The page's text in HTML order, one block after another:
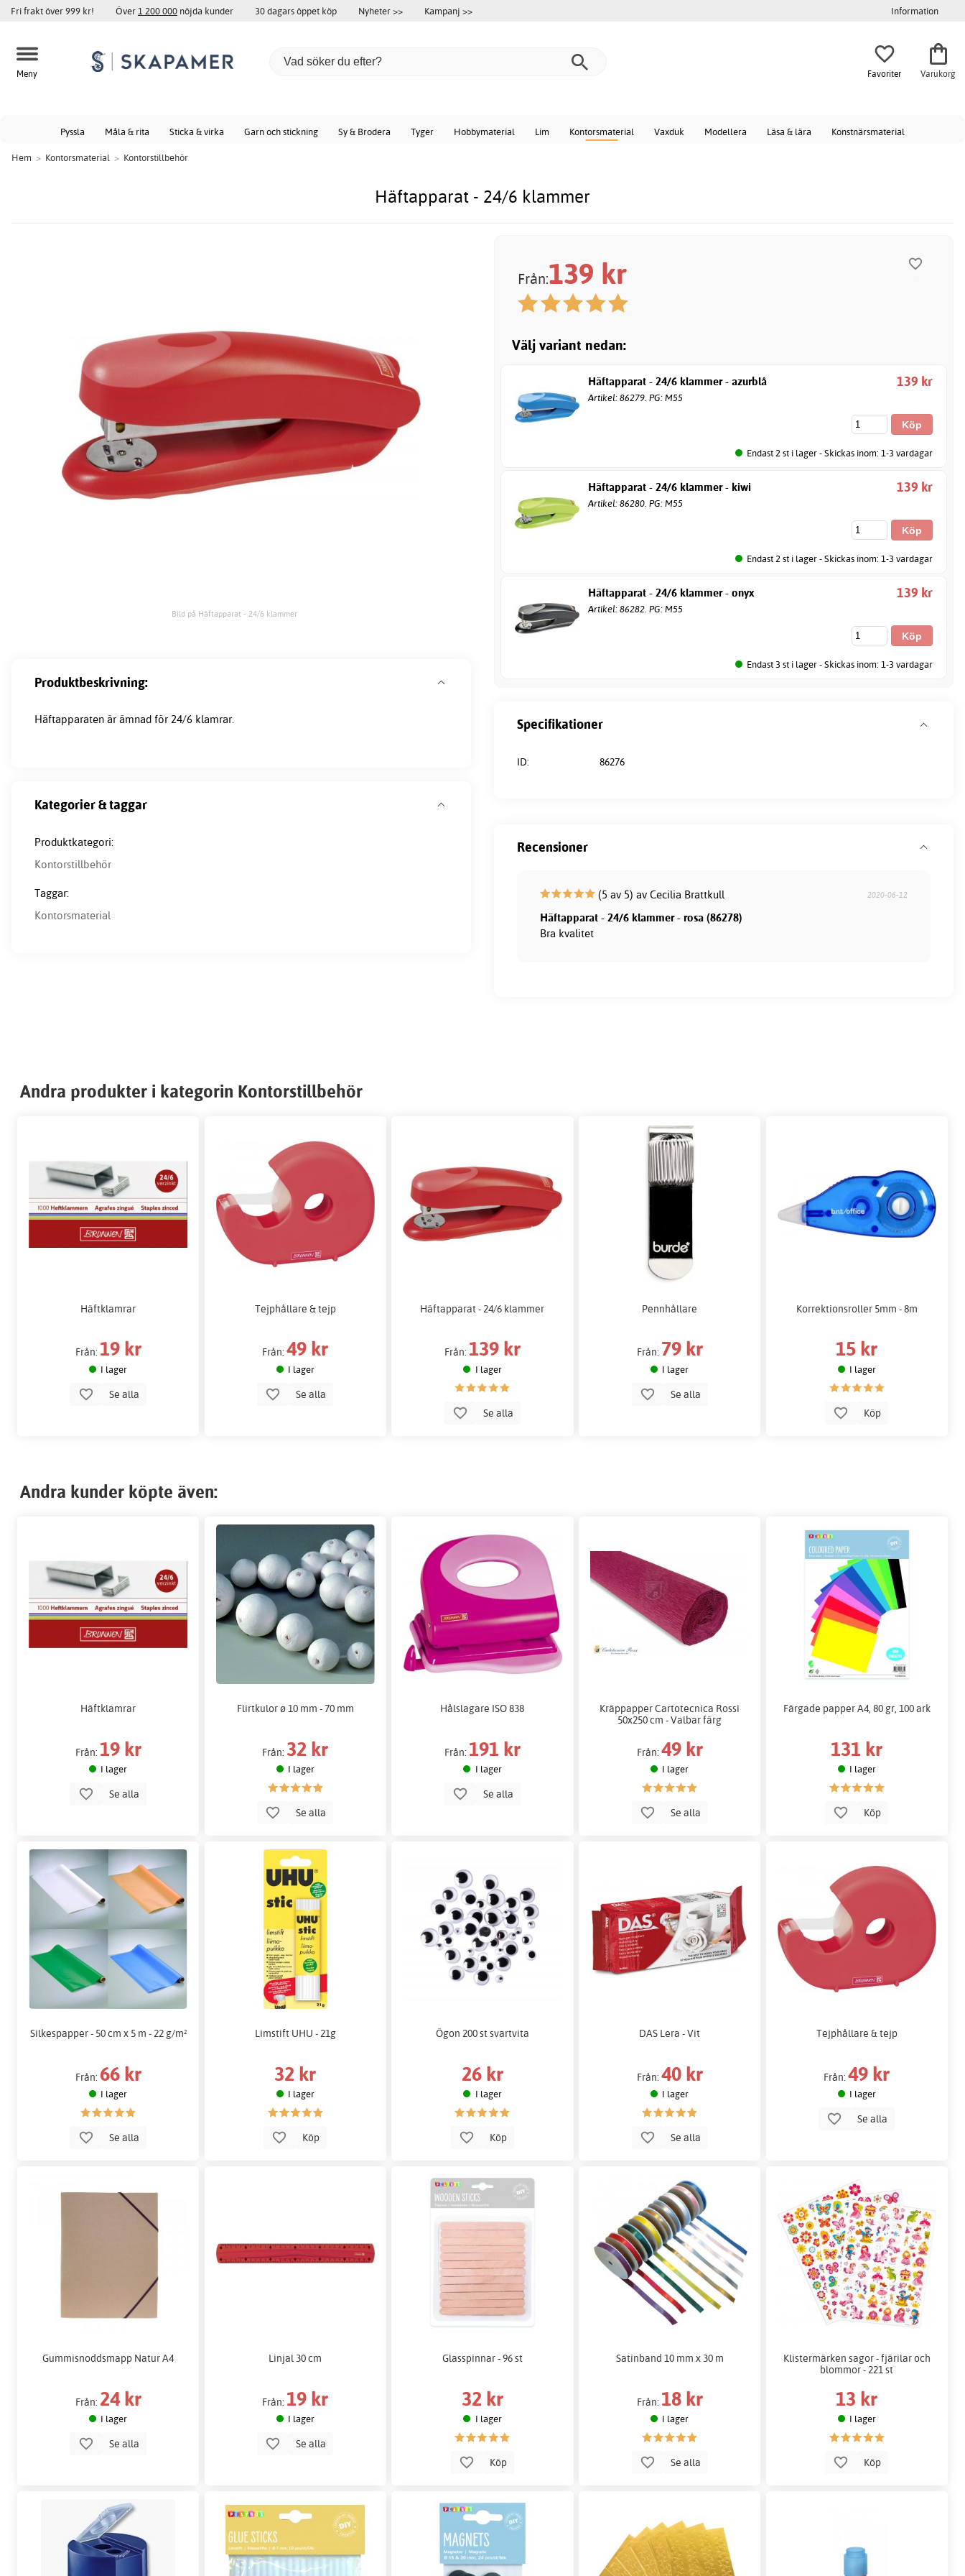
Fri frakt över 999 kr! Över1 200 000 nöjda kunder 30 dagars öppet köp Nyheter >> Kampanj >> Information
Meny Favoriter Varukorg
Pyssla Måla & rita Sticka & virka Garn och stickning Sy & Brodera Tyger Hobbymaterial Lim Kontorsmaterial Vaxduk Modellera Läsa & lära Konstnärsmaterial
Hem > Kontorsmaterial > Kontorstillbehör
Häftapparat - 24/6 klammer
Bild på Häftapparat - 24/6 klammer
Från:139 kr
Välj variant nedan:
Häftapparat - 24/6 klammer - azurblå
Artikel: 86279. PG: M55
139 kr
Endast 2 st i lager - Skickas inom: 1-3 vardagar
Häftapparat - 24/6 klammer - kiwi
Artikel: 86280. PG: M55
139 kr
Endast 2 st i lager - Skickas inom: 1-3 vardagar
Häftapparat - 24/6 klammer - onyx
Artikel: 86282. PG: M55
139 kr
Endast 3 st i lager - Skickas inom: 1-3 vardagar
Produktbeskrivning:
Häftapparaten är ämnad för 24/6 klamrar. Specifikationer
ID: 86276
Kategorier & taggar
Produktkategori:
Kontorstillbehör
Taggar:
Kontorsmaterial
Recensioner
(5 av 5) av Cecilia Brattkull 2020-06-12
Häftapparat - 24/6 klammer - rosa (86278)
Bra kvalitet
Andra produkter i kategorin Kontorstillbehör
Häftklamrar
Från: 19 kr
I lager
Se alla
Tejphållare & tejp
Från:49 kr
I lager
Se alla
Häftapparat - 24/6 klammer
Från: 139 kr
I lager
Se alla
Pennhållare
Från: 79 kr
I lager
Se alla
Korrektionsroller 5mm - 8m
15 kr
I lager
Köp
Andra kunder köpte även:
Häftklamrar
Från: 19 kr
I lager
Se alla
Flirtkulor ø 10 mm - 70 mm
Från: 32 kr
I lager
Se alla
Hålslagare ISO 838
Från: 191 kr
I lager
Se alla
Kräppapper Cartotecnica Rossi
50x250 cm - Valbar färg
Från: 49 kr
I lager
Se alla
Färgade papper A4, 80 gr, 100 ark
131 kr
I lager
Köp
Silkespapper - 50 cm x 5 m - 22 g/m²
Från: 66 kr
I lager
Se alla
Limstift UHU - 21g
32 kr
I lager
Köp
Ögon 200 st svartvita
26 kr
I lager
Köp
DAS Lera - Vit
Från: 40 kr
I lager
Se alla
Tejphållare & tejp
Från:49 kr
I lager
Se alla
Gummisnoddsmapp Natur A4
Från: 24 kr
I lager
Se alla
Linjal 30 cm
Från: 19 kr
I lager
Se alla
Glasspinnar - 96 st
32 kr
I lager
Köp
Satinband 10 mm x 30 m
Från: 18 kr
I lager
Se alla
Klistermärken sagor - fjärilar och
blommor - 221 st
13 kr
I lager
Köp